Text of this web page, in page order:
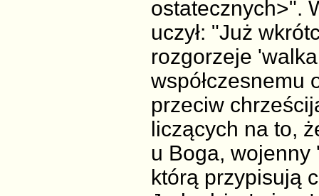
ostatecznych>".
uczył: "Już
rozgorzeje
współczesnemu
przeciw
liczących na to,
u Boga,
którą przypisują